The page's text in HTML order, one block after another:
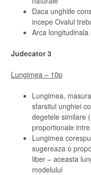
Daca unghiile
incepe Ovalul
Arca
Judecator 3
Lungimea – 10p
Lungimea,
sfarsitul unghiei
degetele similare
proportionale
Lungimea
sugereaza o
liber – aceasta
modelului